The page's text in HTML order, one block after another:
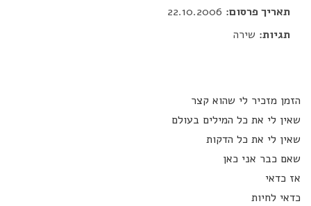
תאריך פרסום:
תגיות: שירה
הזמן מזכיר לי שהוא קצר
שאין לי את כל המילים בעולם
שאין לי את כל הדקות
שאם כבר אני כאן
אז כדאי
כדאי לחיות